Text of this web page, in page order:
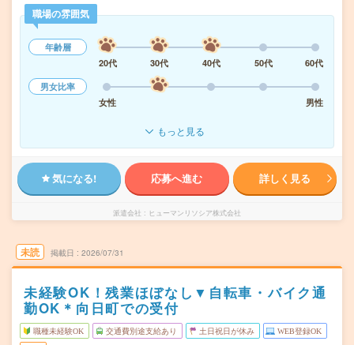
職場の雰囲気
年齢層
20代
30代 40代 50代
60代
男女比率
女性
男性
もっと見る
気になる! 応募へ進む 詳しく見る
派遣会社 ヒューマンリソシア株式会社
未読 掲載日 2026/07/31
未経験OK！残業ほぼなし▼自転車・バイク通
勤OK＊向日町での受付
職種未経験OK 交通費別途支給あり 土日祝日が休み WEB登録OK